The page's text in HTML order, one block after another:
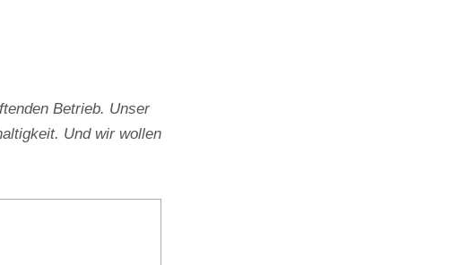
Betrieb. Unser
Und wir wollen